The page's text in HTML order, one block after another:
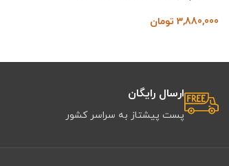
3,880,000 تومان
ارسال رایگان
پست پیشتاز به سراسر کشور